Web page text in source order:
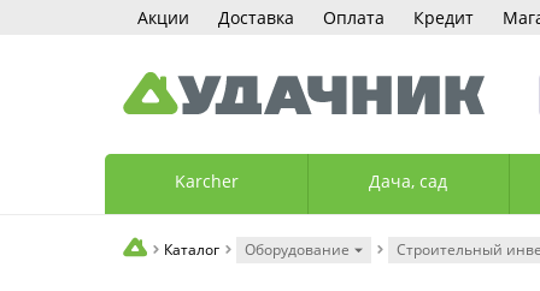
Акции Доставка Оплата Кредит
Karcher Дача, сад
Каталог Оборудование Строительный